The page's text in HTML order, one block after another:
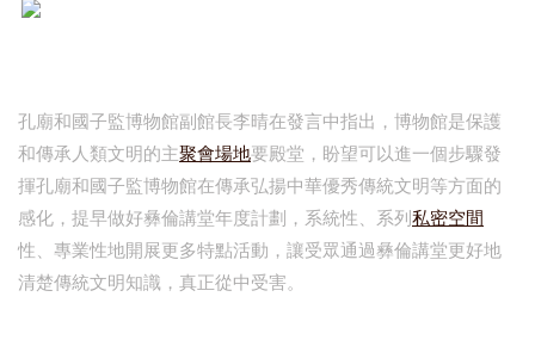
孔廟和國子監博物館副館長李晴在發言中指出，博物館是保護
和傳承人類文明的主聚會場地要殿堂，盼望可以進一個步驟發
揮孔廟和國子監博物館在傳承弘揚中華優秀傳統文明等方面的
感化，提早做好彝倫講堂年度計劃，系統性、系列私密空間
性、專業性地開展更多特點活動，讓受眾通過彝倫講堂更好地
清楚傳統文明知識，真正從中受害。